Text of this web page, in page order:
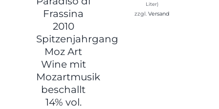
Frassina
2010
Spitzenjahrgang
Moz Art
Wine mit
Mozartmusik
beschallt
14% vol.
Liter)
zzgl.Versand